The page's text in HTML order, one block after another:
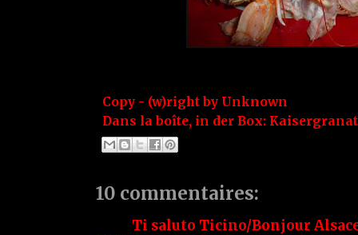
Copy - (w)right by Unknown
Dans la boîte, in der Box: Kaisergranat
10 commentaires:
Ti saluto Ticino/Bonjour